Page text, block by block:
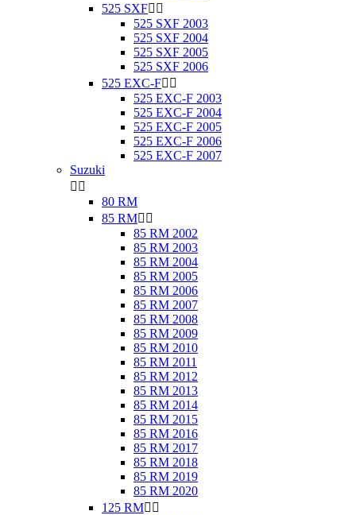
525 SXF 
525 SXF 2003
525 SXF 2004
525 SXF 2005
525 SXF 2006
525 EXC-F 
525 EXC-F 2003
525 EXC-F 2004
525 EXC-F 2005
525 EXC-F 2006
525 EXC-F 2007
Suzuki
 
80 RM
85 RM 
85 RM 2002
85 RM 2003
85 RM 2004
85 RM 2005
85 RM 2006
85 RM 2007
85 RM 2008
85 RM 2009
85 RM 2010
85 RM 2011
85 RM 2012
85 RM 2013
85 RM 2014
85 RM 2015
85 RM 2016
85 RM 2017
85 RM 2018
85 RM 2019
85 RM 2020
125 RM 